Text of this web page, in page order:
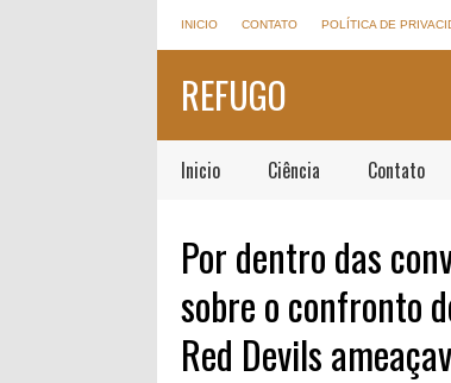
INICIO CONTATO POLÍTICA DE
REFUGO
Inicio Ciência Contato
Por dentro das
sobre o confronto
Red Devils